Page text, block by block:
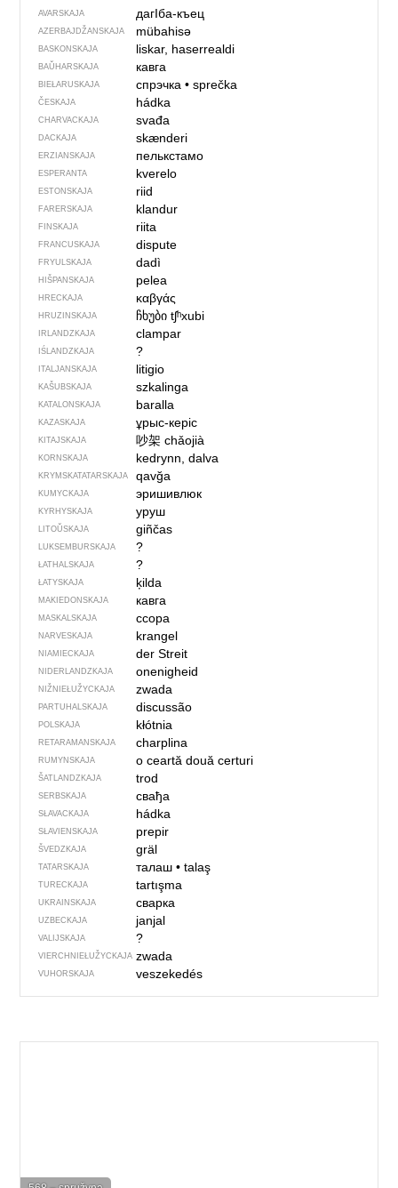
AVARSKAJA дагIба-къец
AZERBAJDŽAN­SKAJA mübahisə
BASKONSKAJA liskar, haserrealdi
BAŬHARSKAJA кавга
BIEŁARUSKAJA спрэчка• sprečka
ČESKAJA hádka
CHARVACKAJA svađa
DACKAJA skænderi
ERZIANSKAJA пелькстамо
ESPERANTA kverelo
ESTONSKAJA riid
FARERSKAJA klandur
FINSKAJA riita
FRANCUSKAJA dispute
FRYULSKAJA dadì
HIŠPANSKAJA pelea
HRECKAJA καβγάς
HRUZINSKAJA ჩხუბიtʃʰxubi
IRLANDZKAJA clampar
IŚLANDZKAJA ?
ITALJANSKAJA litigio
KAŠUBSKAJA szkalinga
KATALONSKAJA baralla
KAZASKAJA ұрыс-керіс
KITAJSKAJA 吵架chǎojià
KORNSKAJA kedrynn, dalva
KRYMSKA­TATARSKAJA qavğa
KUMYCKAJA эришивлюк
KYRHYSKAJA уруш
LITOŬSKAJA giñčas
LUKSEMBURSKAJA ?
ŁATHALSKAJA ?
ŁATYSKAJA ķilda
MAKIEDONSKAJA кавга
MASKALSKAJA ссора
NARVESKAJA krangel
NIAMIECKAJA der Streit
NIDERLANDZKAJA onenigheid
NIŽNIEŁUŽYCKAJA zwada
PARTUHALSKAJA discussão
POLSKAJA kłótnia
RETARAMANSKAJA charplina
RUMYNSKAJA o ceartădouă certuri
ŠATLANDZKAJA trod
SERBSKAJA свађа
SŁAVACKAJA hádka
SŁAVIENSKAJA prepir
ŠVEDZKAJA gräl
TATARSKAJA талаш• talaş
TURECKAJA tartışma
UKRAINSKAJA сварка
UZBECKAJA janjal
VALIJSKAJA ?
VIERCHNIE­ŁUŽYCKAJA zwada
VUHORSKAJA veszekedés